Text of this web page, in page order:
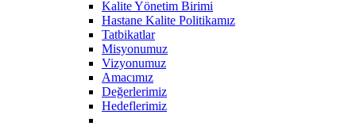
Kalite Yönetim Birimi
Hastane Kalite Politikamız
Tatbikatlar
Misyonumuz
Vizyonumuz
Amacımız
Değerlerimiz
Hedeflerimiz